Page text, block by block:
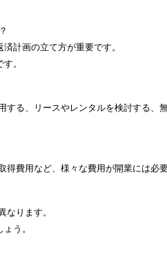
計画の立て方が重要です。
。
る、リースやレンタルを検討する、
費用など、様々な費用が開業には必要
なります。
う。